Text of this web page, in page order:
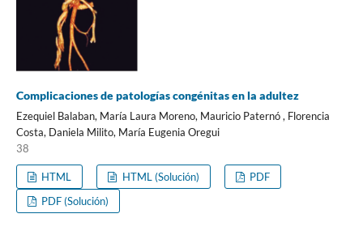
Complicaciones de patologías congénitas en la adultez
Ezequiel Balaban, María Laura Moreno, Mauricio Paternó , Florencia
Costa, Daniela Milito, María Eugenia Oregui
38
HTML HTML (Solución)
PDF
PDF (Solución)